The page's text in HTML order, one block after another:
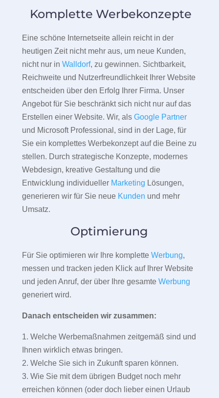
Komplette Werbekonzepte
Eine schöne Internetseite allein reicht in der
heutigen Zeit nicht mehr aus, um neue Kunden,
nicht nur in Walldorf, zu gewinnen. Sichtbarkeit,
Reichweite und Nutzerfreundlichkeit Ihrer Website
entscheiden über den Erfolg Ihrer Firma. Unser
Angebot für Sie beschränkt sich nicht nur auf das
Erstellen einer Website. Wir, als Google Partner
und Microsoft Professional, sind in der Lage, für
Sie ein komplettes Werbekonzept auf die Beine zu
stellen. Durch strategische Konzepte, modernes
Webdesign, kreative Gestaltung und die
Entwicklung individueller Marketing Lösungen,
generieren wir für Sie neue Kunden und mehr
Umsatz.
Optimierung
Für Sie optimieren wir Ihre komplette Werbung,
messen und tracken jeden Klick auf Ihrer Website
und jeden Anruf, der über Ihre gesamte Werbung
generiert wird.
Danach entscheiden wir zusammen:
1. Welche Werbemaßnahmen zeitgemäß sind und
Ihnen wirklich etwas bringen.
2. Welche Sie sich in Zukunft sparen können.
3. Wie Sie mit dem übrigen Budget noch mehr
erreichen können (oder doch lieber einen Urlaub